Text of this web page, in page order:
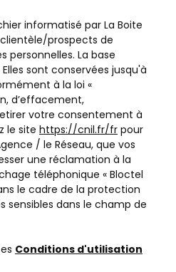
informatisé par La Boite
prospects de
personnelles. La base
sont conservées jusqu'à
à la loi «
d’effacement,
votre consentement à
le site https://cnil.fr/fr pour
/ le Réseau, que vos
une réclamation à la
téléphonique « Bloctel
le cadre de la protection
sensibles dans le champ de
Conditions d'utilisation